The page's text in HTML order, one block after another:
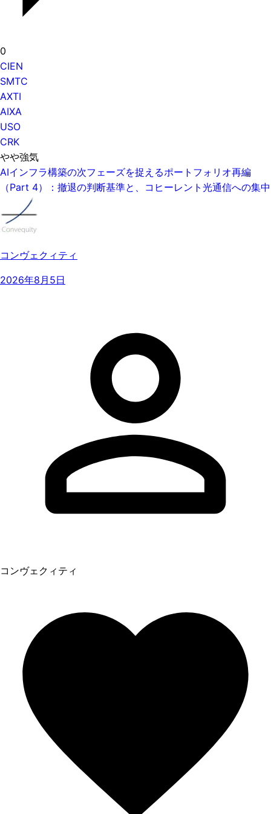
0
CIEN
SMTC
AXTI
AIXA
USO
CRK
やや強気
AIインフラ構築の次フェーズを捉えるポートフォリオ再編
（Part 4）：撤退の判断基準と、コヒーレント光通信への集中
コンヴェクィティ
2026年8月5日
コンヴェクィティ